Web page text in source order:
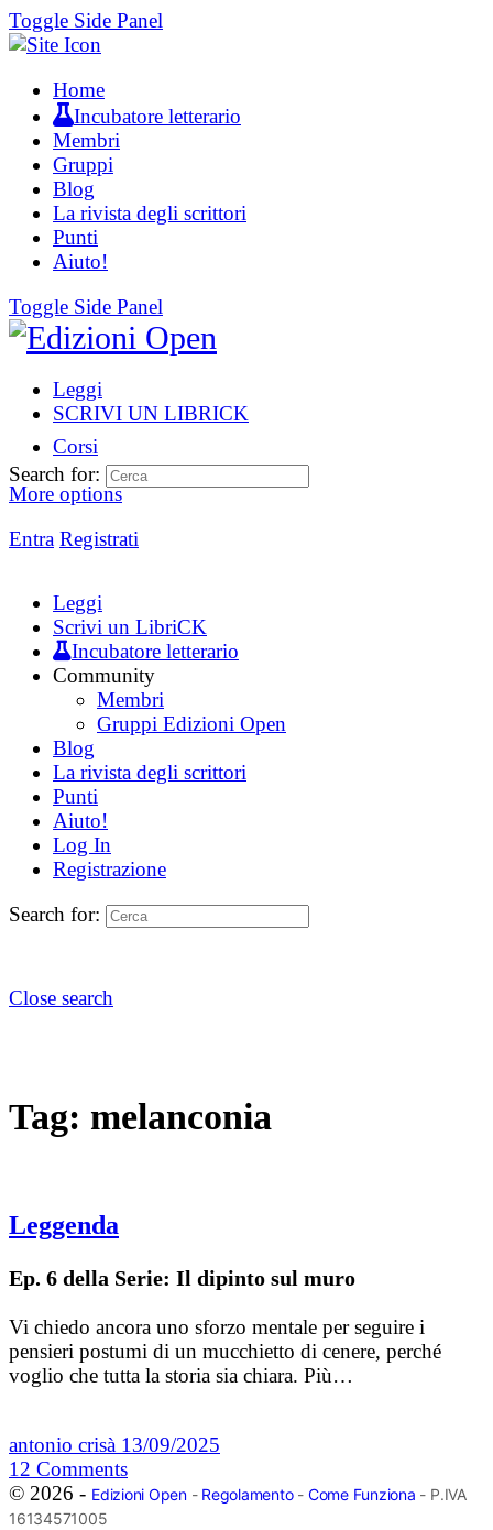
Toggle Side Panel
Home
Incubatore letterario
Membri
Gruppi
Blog
La rivista degli scrittori
Punti
Aiuto!
Toggle Side Panel
Leggi
SCRIVI UN LIBRICK
Corsi
More options
Entra Registrati
Search for:
Leggi
Scrivi un LibriCK
Incubatore letterario
Community
Membri
Gruppi Edizioni Open
Blog
La rivista degli scrittori
Punti
Aiuto!
Log In
Registrazione
Search for:
Close search
Tag: melanconia
Leggenda
Ep. 6 della Serie: Il dipinto sul muro
Vi chiedo ancora uno sforzo mentale per seguire i
pensieri postumi di un mucchietto di cenere, perché
voglio che tutta la storia sia chiara. Più…
antonio crisà 13/09/2025
12 Comments
© 2026 - Edizioni Open- Regolamento- Come Funziona - P.IVA
16134571005